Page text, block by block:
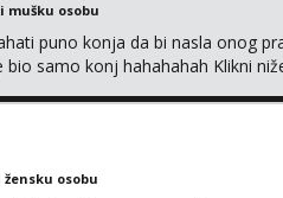
mušku osobu
puno konja da bi nasla onog
samo konj hahahahah Klikni
osobu